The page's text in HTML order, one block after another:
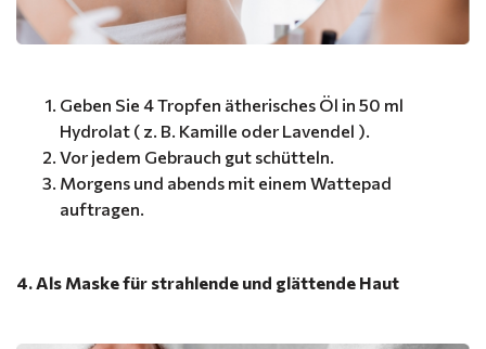
Geben Sie 4 Tropfen ätherisches Öl in 50 ml
Hydrolat ( z. B. Kamille oder Lavendel ).
Vor jedem Gebrauch gut schütteln.
Morgens und abends mit einem Wattepad
auftragen.
4. Als Maske für strahlende und glättende Haut